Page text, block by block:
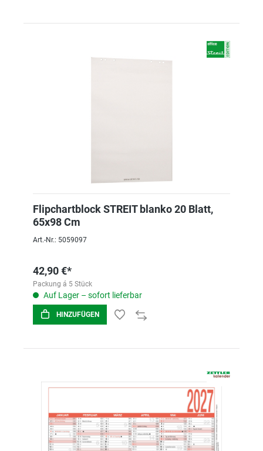
Flipchartblock STREIT blanko 20 Blatt,
65x98 Cm
Art.-Nr.: 5059097
42,90 €*
Packung á 5 Stück
Auf Lager – sofort lieferbar
HINZUFÜGEN